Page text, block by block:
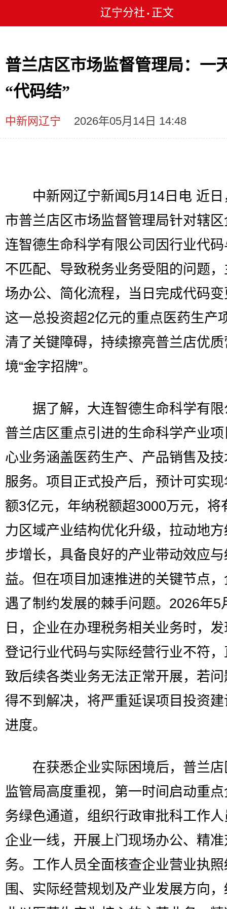
辽宁分社 • 正文
普兰店区市场监督管理局：一
“代码结”
中新网辽宁 2026年05月14日 14:48
中新网辽宁新闻5月14日电 近日
市普兰店区市场监督管理局针对辖
连智德生命科学有限公司因行业代
不匹配、导致税务业务受阻的问题
场办公、简化流程，当日完成代码
这一总投资超2亿元的重点医药生产
清了关键障碍，持续擦亮普兰店优
境“金字招牌”。
据了解，大连智德生命科学有限
普兰店区重点引进的生命科学产业
心业务涵盖医药生产、产品销售及
服务。项目正式投产后，预计可实
额3亿元，年纳税额超3000万元，将
力区域产业结构优化升级，拉动地
步增长，具备良好的产业带动效应
益。但在项目加速推进的关键节点
遇了制约发展的棘手问题。2026年5
日，企业在办理税务相关业务时，
登记行业代码与实际经营行业不符
致后续各类业务无法正常开展，若
得不到解决，将严重延误项目投资
进度。
在获悉企业实际困境后，普兰店
监管局高度重视，第一时间启动重
务绿色通道，组织行政审批科工作
企业一线，开展上门现场办公、精
务。工作人员全面核查企业营业执
围、实际经营规划及产业发展方向